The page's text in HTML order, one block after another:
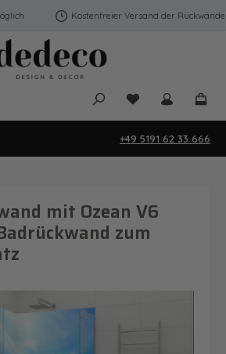
Kostenfreier Versand der Rückwände
Du hast 0
+49 5191 62 33 666
mit Ozean V6
zum